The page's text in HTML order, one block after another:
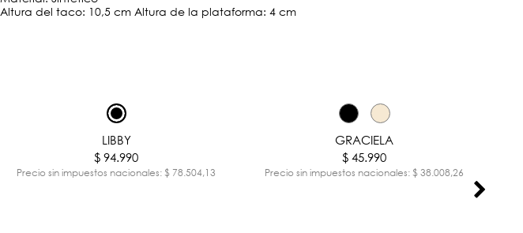
Altura del taco: 10,5 cm Altura de la plataforma: 4 cm
LIBBY
$ 94.990
Precio sin impuestos nacionales: $ 78.504,13
GRACIELA
$ 45.990
Precio sin impuestos nacionales: $ 38.008,26